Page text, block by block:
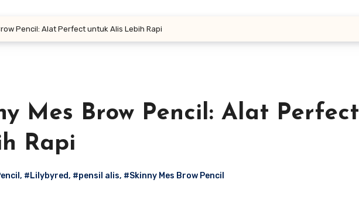
Pencil: Alat Perfect untuk Alis Lebih Rapi
Mes Brow Pencil: Alat Perfect
Rapi
, #Lilybyred, #pensil alis, #Skinny Mes Brow Pencil